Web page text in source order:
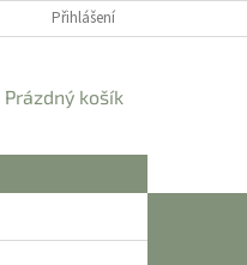
Přihlášení
NÁKUPNÍ
Prázdný košík